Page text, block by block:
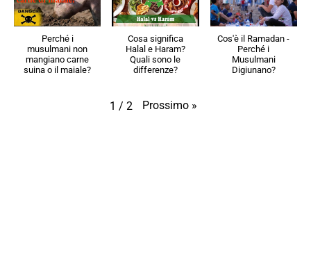
Perché i
musulmani non
mangiano carne
suina o il maiale?
Cosa significa
Halal e Haram?
Quali sono le
differenze?
Cos'è il Ramadan -
Perché i
Musulmani
Digiunano?
1 / 2 Prossimo »